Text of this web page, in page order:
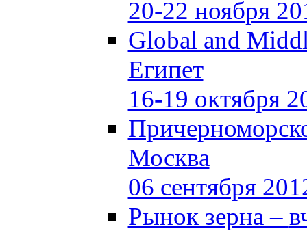
20-22 ноября
Global and
Египет
16-19 октября
Москва
06 сентября
Рынок зерна –